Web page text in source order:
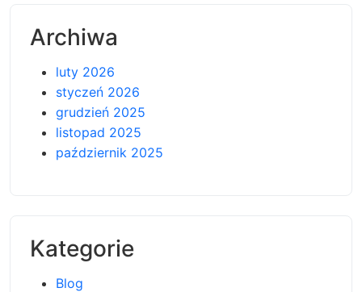
Archiwa
luty 2026
styczeń 2026
grudzień 2025
listopad 2025
październik 2025
Kategorie
Blog